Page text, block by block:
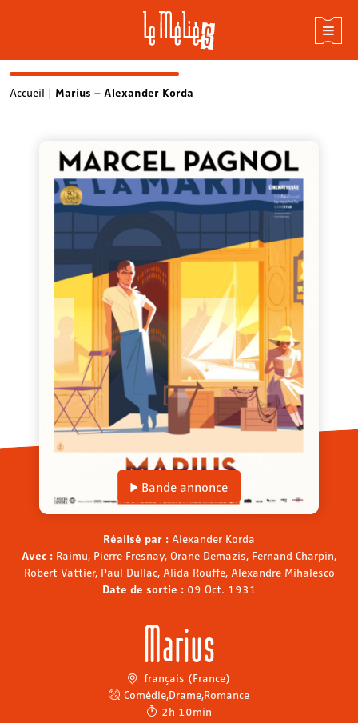
SkipAccueil | Marius – Alexander Korda
Bande annonce
Réalisé par : Alexander Korda
Avec : Raimu, Pierre Fresnay, Orane Demazis, Fernand Charpin,
Robert Vattier, Paul Dullac, Alida Rouffe, Alexandre Mihalesco
Date de sortie : 09 Oct. 1931
Marius
français (France)
Comédie,Drame,Romance
2h 10min